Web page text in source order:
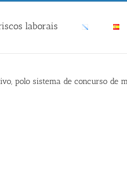
laborais
polo sistema de concurso de